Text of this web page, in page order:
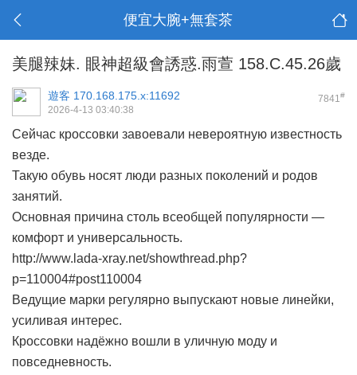
便宜大腕+無套茶
美腿辣妹. 眼神超級會誘惑.雨萱 158.C.45.26歲
7841#
遊客 170.168.175.x:11692
2026-4-13 03:40:38
Сейчас кроссовки завоевали невероятную известность
везде.
Такую обувь носят люди разных поколений и родов
занятий.
Основная причина столь всеобщей популярности —
комфорт и универсальность.
http://www.lada-xray.net/showthread.php?
p=110004#post110004
Ведущие марки регулярно выпускают новые линейки,
усиливая интерес.
Кроссовки надёжно вошли в уличную моду и
повседневность.